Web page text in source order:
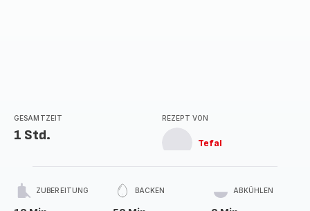
GESAMTZEIT
1 Std.
REZEPT VON
Tefal
ZUBEREITUNG BACKEN ABKÜHLEN